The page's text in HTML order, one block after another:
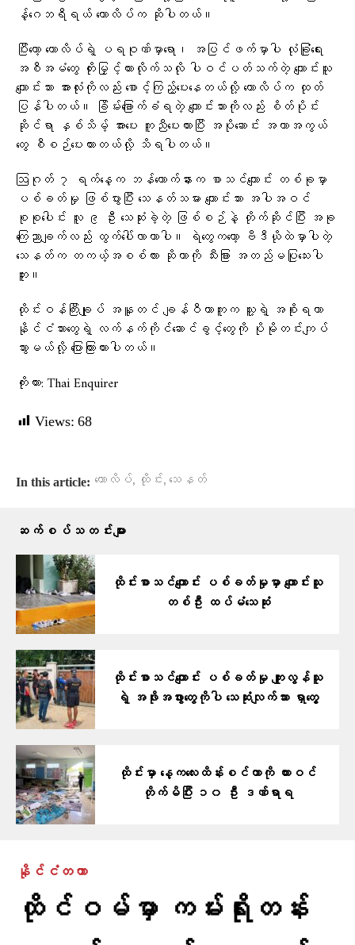
န့်ဂေဘရီရယ် ကောလိပ်က ဆိုပါတယ်။
ပြီးတော့ ကောလိပ်ရဲ့ ပရဝုဏ်မှာရော၊ အပြင်ဖက်မှာပါ လုံခြုံရေး
အစီအမံတွေ တိုးမြှင့်ထားလိုက်သလို ပါဝင်ပတ်သက်တဲ့ ကျောင်းသူ
ကျောင်းသား အားလုံးကိုလည်း စောင့်ကြည့်ပေးနေတယ်လို့ ကောလိပ်က ထုတ်
ပြန်ပါတယ်။ ခြိမ်းခြောက်ခံရတဲ့ ကျောင်းသားကိုလည်း စိတ်ပိုင်း
ဆိုင်ရာ နှစ်သိမ့် အားပေး ကူညီပေးထားပြီး အပိုဆောင်း အကာအကွယ်
တွေ စီစဉ်ပေးထားတယ်လို့ သိရပါတယ်။
ဩဂုတ် ၇ ရက်နေ့က ဘန်ကောက်နားက စာသင်ကျောင်း တစ်ခုမှာ
ပစ်ခတ်မှု ဖြစ်ပွားပြီး သေနတ်သမား ကျောင်းသား အပါအဝင်
စုစုပေါင်း လူ ၉ ဦး သေဆုံးခဲ့တဲ့ ဖြစ်စဉ်နဲ့ တိုက်ဆိုင်ပြီး အခု
ကြေညာချက်လည်း ထွက်ပေါ်လာတာပါ။ ရဲတွေကတော့ ဗီဒီယိုထဲမှာပါတဲ့
သေနတ်က တကယ့်အစစ်လား ဆိုတာကို သီးခြား အတည်မပြုသေးပါ
ဘူး။
ထိုင်းဝန်ကြီးချုပ် အနူတင် ချန်ဝီယာကူက သူ့ရဲ့ အစိုးရဟာ
နိုင်ငံသားတွေရဲ့ လက်နက်ကိုင်ဆောင်ခွင့်တွေကို ပိုမိုတင်းကျပ်
သွားမယ်လို့ ပြောကြားထားပါတယ်။
ကိုးကား: Thai Enquirer
Views: 68
In this article: ကောလိပ်, ထိုင်း, သေနတ်
ဆက်စပ်သတင်းများ
ထိုင်းစာသင်ကျောင်း ပစ်ခတ်မှုမှာ ကျောင်းသူ
တစ်ဦး ထပ်မံသေဆုံး
ထိုင်းစာသင်ကျောင်း ပစ်ခတ်မှု ကျူးလွန်သူ
ရဲ့ အဖိုးအဖွားတွေကိုပါ သေဆုံးလျက်သား ရှာတွေ့
ထိုင်းမှာ နေ့ကလေးထိန်းစင်တာကို ကားဝင်
တိုက်မိပြီး ၁၀ ဦး ဒဏ်ရာရ
နိုင်ငံတကာ
ထိုင်ဝမ်မှာ ကမ်းရိုးတန်း